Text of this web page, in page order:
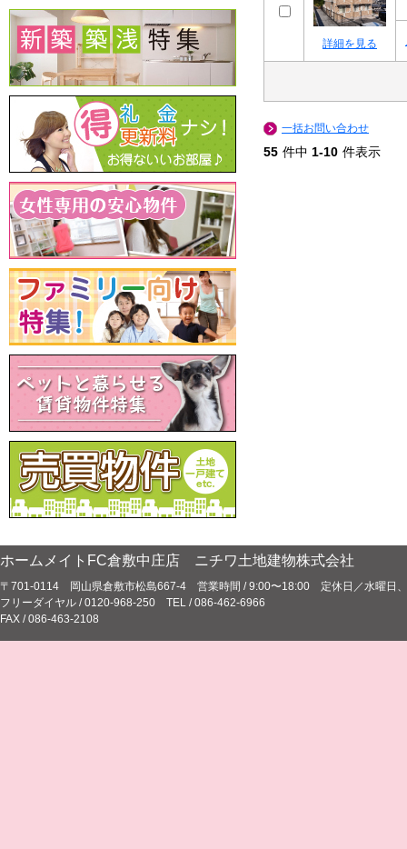
詳細を見る
一括お問い合わせ
55 件中 1-10 件表示
ホームメイトFC倉敷中庄店 ニチワ土地建物株式会社
〒701-0114 岡山県倉敷市松島667-4 営業時間 / 9:00〜18:00 定休日／水曜日、
フリーダイヤル / 0120-968-250 TEL / 086-462-6966
FAX / 086-463-2108